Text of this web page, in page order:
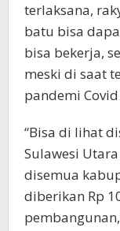
terlaksana,
batu bisa
bisa bekerja,
meski di saat
pandemi
“Bisa di lihat
Sulawesi
disemua
diberikan Rp